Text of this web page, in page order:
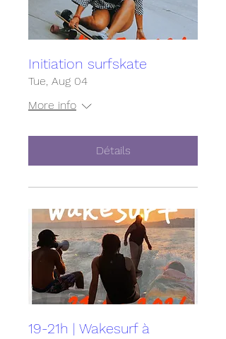
Initiation surfskate
Tue, Aug 04
More info
Détails
19-21h | Wakesurf à